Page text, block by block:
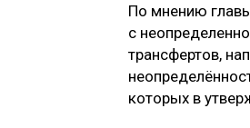
По мнению
с
трансфертов,
которых в